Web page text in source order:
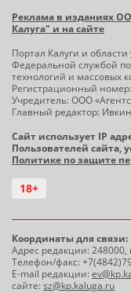
Реклама в изданиях
Калуга" и на сайте
Портал Калуги и области
Федеральной службой
технологий и массовых
Регистрационный
Учредитель: ООО
Главный редактор:
Сайт использует IP
Пользователей сайта,
Политике по защите
18+
Координаты для связи:
Адрес редакции: 248000,
Телефон/факс:
E-mail редакции:
сайте:sz@kp.kaluga.ru